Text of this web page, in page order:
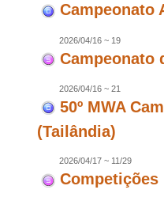
Campeonato
2026/04/16 ~ 19
Campeonato
2026/04/16 ~ 21
50º MWA
(Tailândia)
2026/04/17 ~ 11/29
Competições